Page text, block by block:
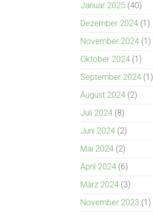
Januar 2025 (40)
Dezember 2024 (1)
November 2024 (1)
Oktober 2024 (1)
September 2024 (1)
August 2024 (2)
Juli 2024 (8)
Juni 2024 (2)
Mai 2024 (2)
April 2024 (6)
März 2024 (3)
November 2023 (1)